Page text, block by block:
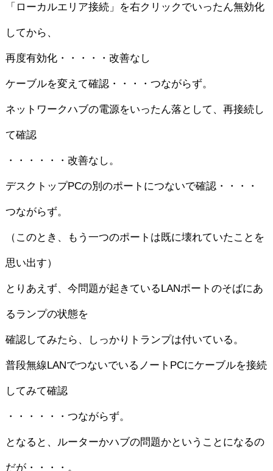
「ローカルエリア接続」を右クリックでいったん無効化
してから、
再度有効化・・・・・改善なし
ケーブルを変えて確認・・・・つながらず。
ネットワークハブの電源をいったん落として、再接続し
て確認
・・・・・・改善なし。
デスクトップPCの別のポートにつないで確認・・・・
つながらず。
（このとき、もう一つのポートは既に壊れていたことを
思い出す）
とりあえず、今問題が起きているLANポートのそばにあ
るランプの状態を
確認してみたら、しっかりトランプは付いている。
普段無線LANでつないでいるノートPCにケーブルを接続
してみて確認
・・・・・・つながらず。
となると、ルーターかハブの問題かということになるの
だが・・・・。